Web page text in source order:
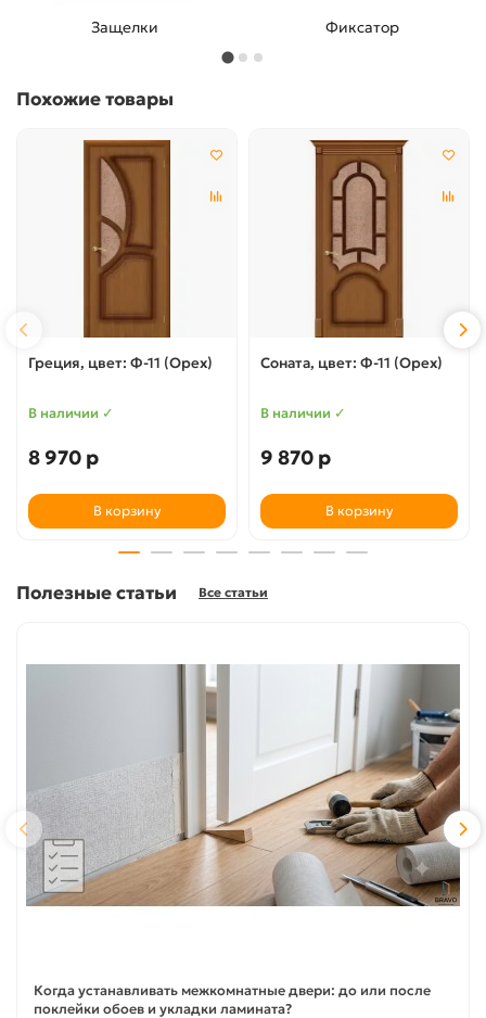
Фиксатор Петли
Похожие товары
Греция, цвет: Ф-11 (Орех)
В наличии ✓
8 970 р
В корзину
Соната, цвет: Ф-11 (Орех)
В наличии ✓
9 870 р
В корзину
Полезные статьи Все статьи
Когда устанавливать межкомнатные двери: до или после
поклейки обоев и укладки ламината?